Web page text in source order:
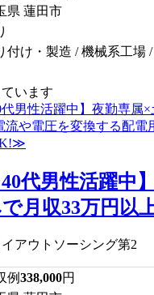
県 蓮田市
付け・製造 / 機械系工場
います
40代男性活躍中
月収33万円以
アウトソーシング第2
例338,000円